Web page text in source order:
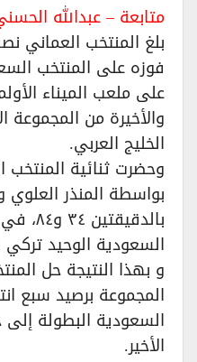
متابعة – عبدالله
بلغ المنتخب العماني
فوزه على المنتخب
على ملعب الميناء
والأخيرة من المجموعة
الخليج العربي.
وحضرت ثنائية المنتخب
بواسطة المنذر
السعودية الوحيد تركي
و بهذا النتيجة حل
المجموعة برصيد سبع
السعودية البطولة إلى
الأخير.